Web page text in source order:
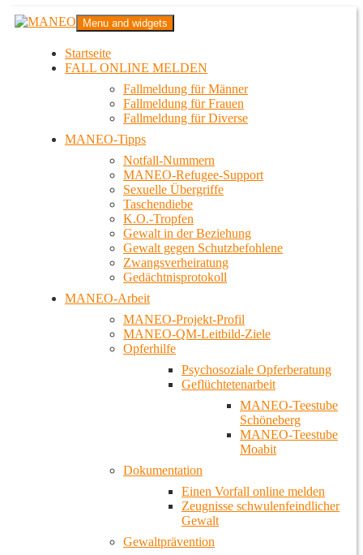
Zum
InhaltMANEO
Das schwule Anti-Gewalt-Projekt in Berlin
Menu and widgets
Startseite
FALL ONLINE MELDEN
Fallmeldung für Männer
Fallmeldung für Frauen
Fallmeldung für Diverse
MANEO-Tipps
Notfall-Nummern
MANEO-Refugee-Support
Sexuelle Übergriffe
Taschendiebe
K.O.-Tropfen
Gewalt in der Beziehung
Gewalt gegen Schutzbefohlene
Zwangsverheiratung
Gedächtnisprotokoll
MANEO-Arbeit
MANEO-Projekt-Profil
MANEO-QM-Leitbild-Ziele
Opferhilfe
Psychosoziale Opferberatung
Geflüchtetenarbeit
MANEO-Teestube
Schöneberg
MANEO-Teestube
Moabit
Dokumentation
Einen Vorfall online melden
Zeugnisse schwulenfeindlicher
Gewalt
Gewaltprävention